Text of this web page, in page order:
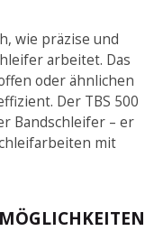
wie präzise und
arbeitet. Das
oder ähnlichen
Der TBS 500
Bandschleifer – er
mit